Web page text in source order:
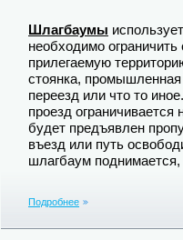
Шлагбаумы
необходимо
прилегаемую
стоянка,
переезд или что то
проезд ограничивается
будет предъявлен
въезд или путь
шлагбаум поднимается,
Подробнее